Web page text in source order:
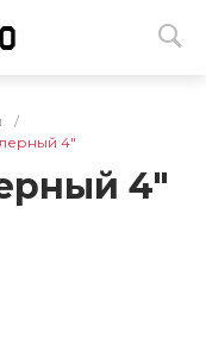
/
4"
4"